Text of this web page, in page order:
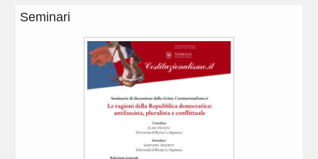
Seminari